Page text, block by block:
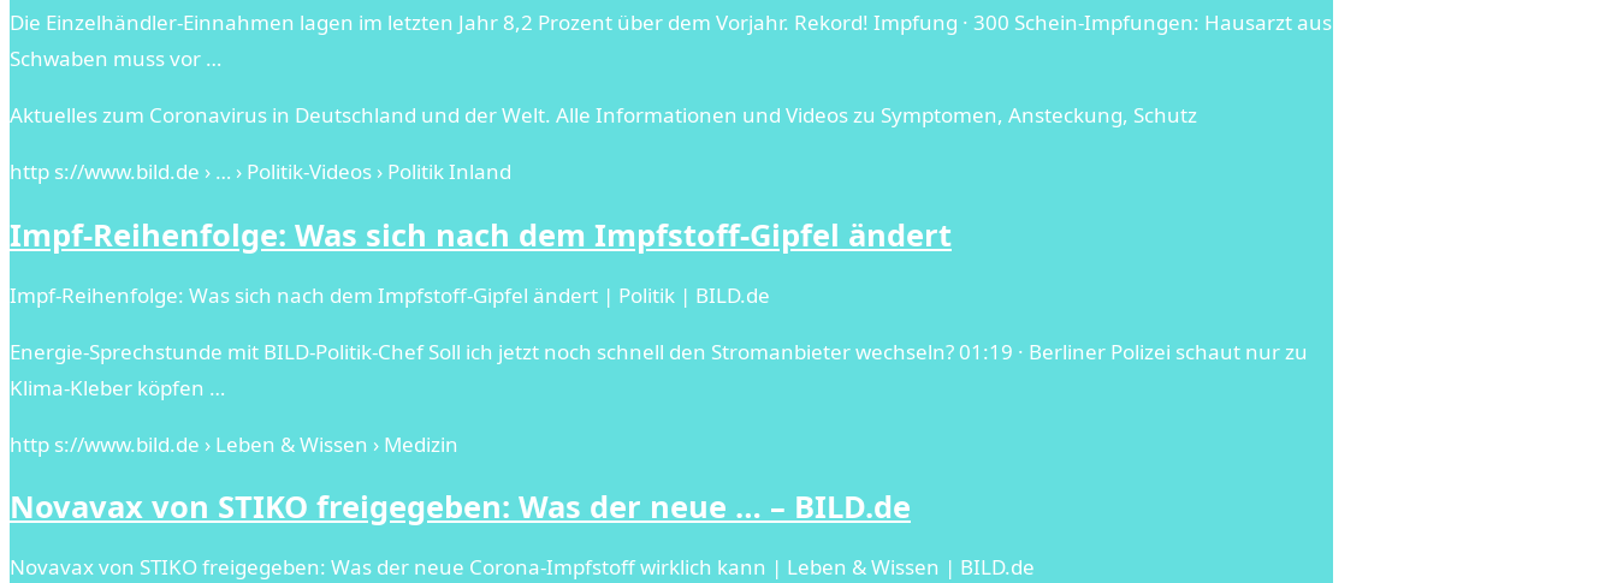
Die Einzelhändler-Einnahmen lagen im letzten Jahr 8,2 Prozent über dem Vorjahr. Rekord! Impfung · 300 Schein-Impfungen: Hausarzt aus
Schwaben muss vor …
Aktuelles zum Coronavirus in Deutschland und der Welt. Alle Informationen und Videos zu Symptomen, Ansteckung, Schutz
http s://www.bild.de › … › Politik-Videos › Politik Inland
Impf-Reihenfolge: Was sich nach dem Impfstoff-Gipfel ändert
Impf-Reihenfolge: Was sich nach dem Impfstoff-Gipfel ändert | Politik | BILD.de
Energie-Sprechstunde mit BILD-Politik-Chef Soll ich jetzt noch schnell den Stromanbieter wechseln? 01:19 · Berliner Polizei schaut nur zu
Klima-Kleber köpfen …
http s://www.bild.de › Leben & Wissen › Medizin
Novavax von STIKO freigegeben: Was der neue … – BILD.de
Novavax von STIKO freigegeben: Was der neue Corona-Impfstoff wirklich kann | Leben & Wissen | BILD.de